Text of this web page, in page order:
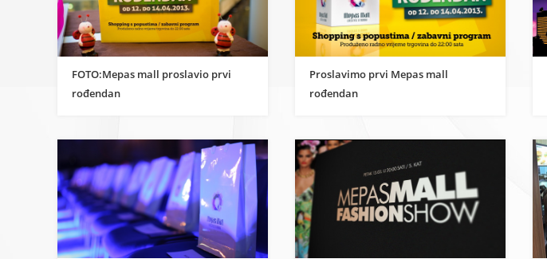
FOTO:Mepas mall proslavio prvi
rođendan
Proslavimo prvi Mepas mall
rođendan